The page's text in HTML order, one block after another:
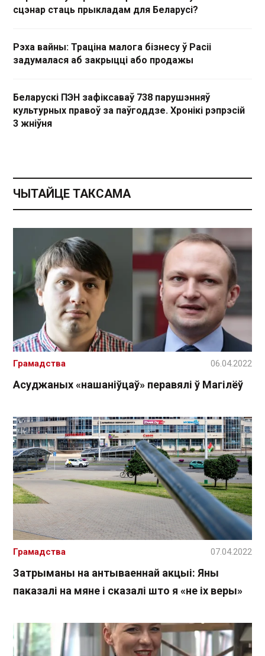
сцэнар стаць прыкладам для Беларусі?
Рэха вайны: Траціна малога бізнесу ў Расіі
задумалася аб закрыцці або продажы
Беларускі ПЭН зафіксаваў 738 парушэнняў
культурных правоў за паўгоддзе. Хронікі рэпрэсій
3 жніўня
ЧЫТАЙЦЕ ТАКСАМА
Асуджаных «нашаніўцаў» перавялі ў Магілёў
Грамадства 06.04.2022
Затрыманы на антываеннай акцыі: Яны
паказалі на мяне і сказалі што я «не іх веры»
Грамадства 07.04.2022